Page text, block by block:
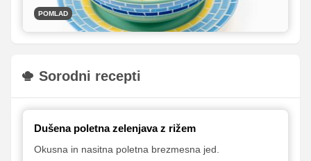
POMLAD
Sorodni recepti
Dušena poletna zelenjava z rižem
Okusna in nasitna poletna brezmesna jed.